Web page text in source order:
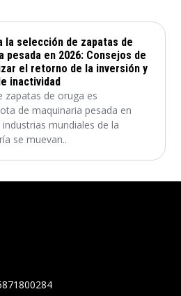
la selección de zapatas de
pesada en 2026: Consejos de
el retorno de la inversión y
inactividad
zapatas de oruga es
de maquinaria pesada en
mundiales de la
se muevan..